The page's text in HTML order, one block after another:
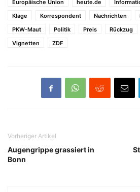
Europäische Union
heute.de
Klage
Korrespondent Nachrichten
PKW-Maut
Politik Preis Rückzug
Vignetten
ZDF
Vorheriger Artikel
Augengrippe grassiert in
Bonn